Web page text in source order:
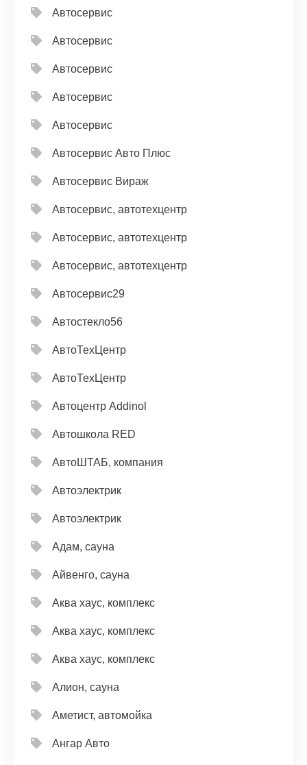
Автосервис
Автосервис
Автосервис
Автосервис
Автосервис
Автосервис Авто Плюс
Автосервис Вираж
Автосервис, автотехцентр
Автосервис, автотехцентр
Автосервис, автотехцентр
Автосервис29
Автостекло56
АвтоТехЦентр
АвтоТехЦентр
Автоцентр Addinol
Автошкола RED
АвтоШТАБ, компания
Автоэлектрик
Автоэлектрик
Адам, сауна
Айвенго, сауна
Аква хаус, комплекс
Аква хаус, комплекс
Аква хаус, комплекс
Алион, сауна
Аметист, автомойка
Ангар Авто